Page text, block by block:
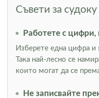
Съвети за
Работете с цифри,
Изберете една цифра и
Така най-лесно се
които могат да се
Не записвайте